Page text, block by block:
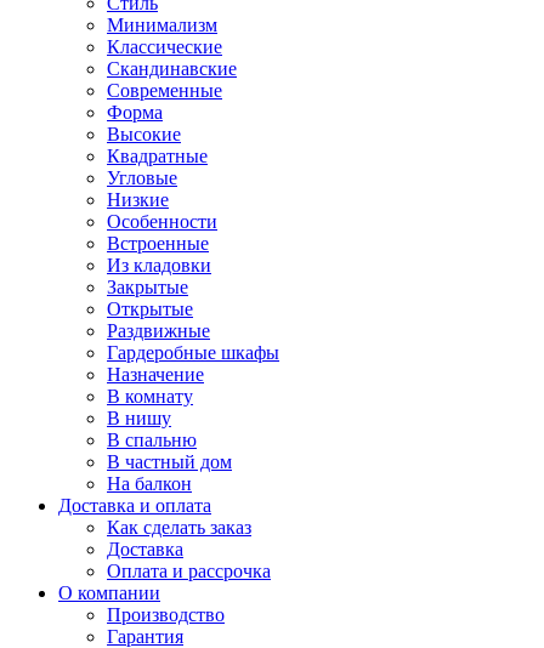
Минимализм
Классические
Скандинавские
Современные
Форма
Высокие
Квадратные
Угловые
Низкие
Особенности
Встроенные
Из кладовки
Закрытые
Открытые
Раздвижные
Гардеробные шкафы
Назначение
В комнату
В нишу
В спальню
В частный дом
На балкон
Доставка и оплата
Как сделать заказ
Доставка
Оплата и рассрочка
О компании
Производство
Гарантия